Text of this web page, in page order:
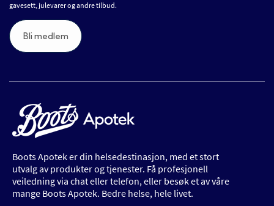
gavesett, julevarer og andre tilbud.
Bli medlem
Boots Apotek er din helsedestinasjon, med et stort
utvalg av produkter og tjenester. Få profesjonell
veiledning via chat eller telefon, eller besøk et av våre
mange Boots Apotek. Bedre helse, hele livet.